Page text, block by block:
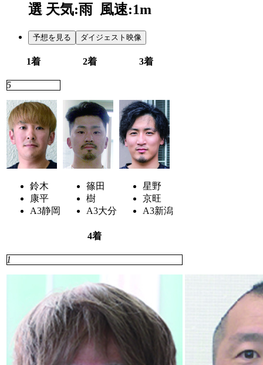
選 天気:雨 風速:1m
予想を見る ダイジェスト映像
1着 2着 3着
5
鈴木
康平
A3静岡
篠田
樹
A3大分
星野
京旺
A3新潟
4着
1